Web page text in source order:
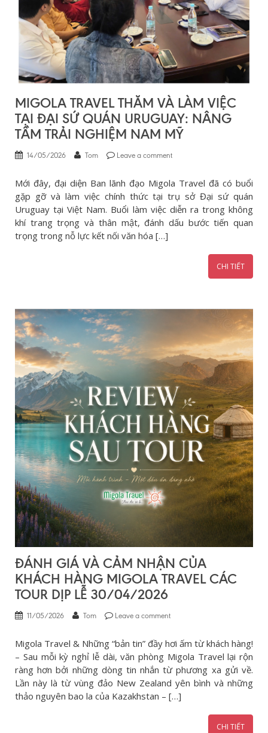
MIGOLA TRAVEL THĂM VÀ LÀM VIỆC
TẠI ĐẠI SỨ QUÁN URUGUAY: NÂNG
TẦM TRẢI NGHIỆM NAM MỸ
14/05/2026 Tom Leave a comment
Mới đây, đại diện Ban lãnh đạo Migola Travel đã có buổi
gặp gỡ và làm việc chính thức tại trụ sở Đại sứ quán
Uruguay tại Việt Nam. Buổi làm việc diễn ra trong không
khí trang trọng và thân mật, đánh dấu bước tiến quan
trọng trong nỗ lực kết nối văn hóa […]
CHI TIẾT
ĐÁNH GIÁ VÀ CẢM NHẬN CỦA
KHÁCH HÀNG MIGOLA TRAVEL CÁC
TOUR DỊP LỄ 30/04/2026
11/05/2026 Tom Leave a comment
Migola Travel & Những “bản tin” đầy hơi ấm từ khách hàng!
– Sau mỗi kỳ nghỉ lễ dài, văn phòng Migola Travel lại rộn
ràng hơn bởi những dòng tin nhắn từ phương xa gửi về.
Lần này là từ vùng đảo New Zealand yên bình và những
thảo nguyên bao la của Kazakhstan – […]
CHI TIẾT